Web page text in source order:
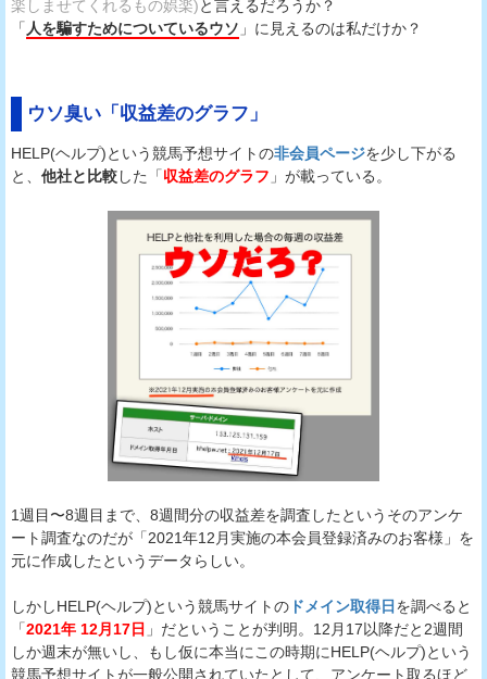
楽しませてくれるもの娯楽)と言えるだろうか？
「 人を騙すためについているウソ 」に見えるのは私だけか？
ウソ臭い「収益差のグラフ」
HELP(ヘルプ)という競馬予想サイトの非会員ページを少し下がる
と、 他社と比較した「収益差のグラフ 」が載っている。
1週目〜8週目まで、8週間分の収益差を調査したというそのアンケ
ート調査なのだが「2021年12月実施の本会員登録済みのお客様」を
元に作成したというデータらしい。
しかしHELP(ヘルプ)という競馬サイトの ドメイン取得日 を調べると
「2021年 12月17日 」だということが判明。12月17以降だと2週間
しか週末が無いし、もし仮に本当にこの時期にHELP(ヘルプ)という
競馬予想サイトが一般公開されていたとして、アンケート取るほど